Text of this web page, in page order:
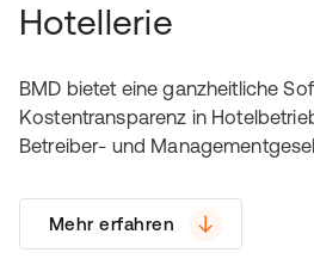
Hotellerie
BMD bietet eine ganzheitliche
Kostentransparenz in
Betreiber- und
Mehr erfahren